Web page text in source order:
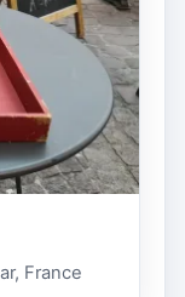
France